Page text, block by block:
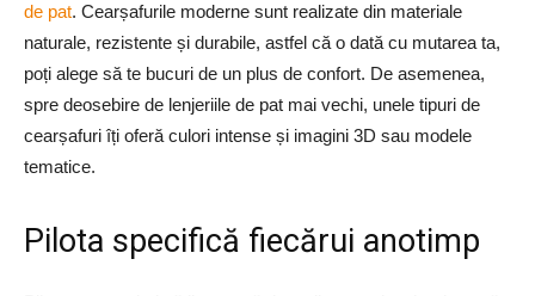
de pat. Cearșafurile moderne sunt realizate din materiale
naturale, rezistente și durabile, astfel că o dată cu mutarea ta,
poți alege să te bucuri de un plus de confort. De asemenea,
spre deosebire de lenjeriile de pat mai vechi, unele tipuri de
cearșafuri îți oferă culori intense și imagini 3D sau modele
tematice.
Pilota specifică fiecărui anotimp